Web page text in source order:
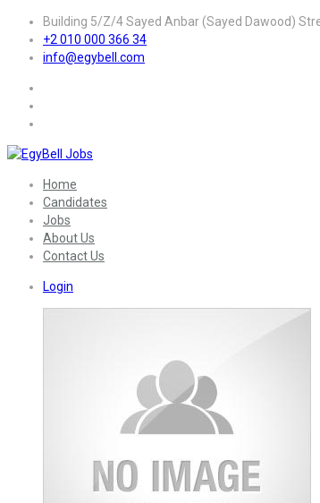
Building 5/Z/4 Sayed Anbar (Sayed Dawood)
+2 010 000 366 34
info@egybell.com
Home
Candidates
Jobs
About Us
Contact Us
Login